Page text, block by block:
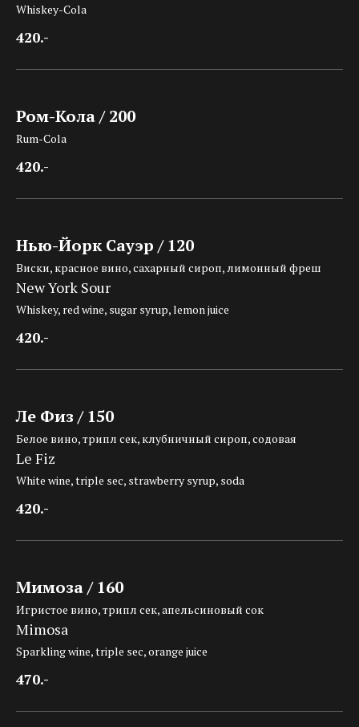
Whiskey-Cola
420.-
Ром-Кола / 200
Rum-Cola
420.-
Нью-Йорк Сауэр / 120
Виски, красное вино, сахарный сироп, лимонный фреш
New York Sour
Whiskey, red wine, sugar syrup, lemon juice
420.-
Ле Физ / 150
Белое вино, трипл сек, клубничный сироп, содовая
Le Fiz
White wine, triple sec, strawberry syrup, soda
420.-
Мимоза / 160
Игристое вино, трипл сек, апельсиновый сок
Mimosa
Sparkling wine, triple sec, orange juice
470.-